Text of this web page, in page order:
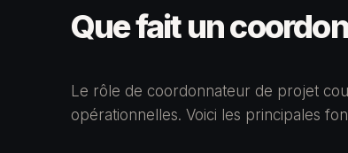
Que fait un
Le rôle de coordonnateur de projet
opérationnelles. Voici les principales